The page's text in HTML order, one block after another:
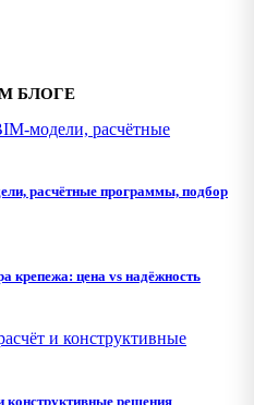
БЛОГЕ
расчётные программы, подбор
крепежа: цена vs надёжность
конструктивные решения